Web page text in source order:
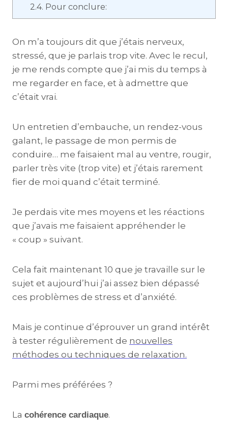
2.4. Pour conclure:
On m’a toujours dit que j’étais nerveux,
stressé, que je parlais trop vite. Avec le recul,
je me rends compte que j’ai mis du temps à
me regarder en face, et à admettre que
c’était vrai.
Un entretien d’embauche, un rendez-vous
galant, le passage de mon permis de
conduire… me faisaient mal au ventre, rougir,
parler très vite (trop vite) et j’étais rarement
fier de moi quand c’était terminé.
Je perdais vite mes moyens et les réactions
que j’avais me faisaient appréhender le
« coup » suivant.
Cela fait maintenant 10 que je travaille sur le
sujet et aujourd’hui j’ai assez bien dépassé
ces problèmes de stress et d’anxiété.
Mais je continue d’éprouver un grand intérêt
à tester régulièrement de nouvelles
méthodes ou techniques de relaxation.
Parmi mes préférées ?
La cohérence cardiaque.